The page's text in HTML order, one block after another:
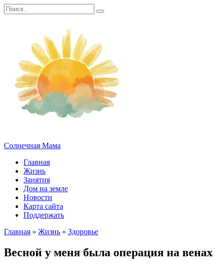
Перейти
к
Search
for:
Солнечная Мама
Главная
Жизнь
Занятия
Дом на земле
Новости
Карта сайта
Поддержать
Главная » Жизнь » Здоровье
Весной у меня была операция на венах